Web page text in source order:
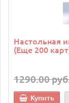
Настольная
(Еще 200
1290.00
Купить